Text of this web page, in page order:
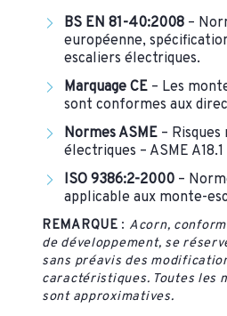
BS EN 81-40:2008 –
européenne,
escaliers électriques.
Marquage CE – Les
sont conformes aux
Normes ASME –
électriques – ASME A18.1
ISO 9386:2-2000 –
applicable aux monte-
REMARQUE : Acorn,
de développement, se
sans préavis des
caractéristiques. Toutes les
sont approximatives.